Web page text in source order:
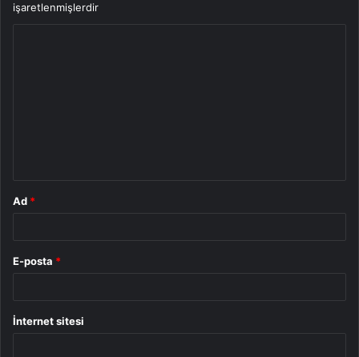
işaretlenmişlerdir
Ad *
E-posta *
İnternet sitesi